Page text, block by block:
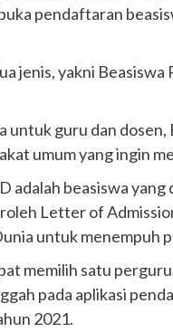
pendaftaran
jenis, yakni
untuk guru dan
umum yang ingin
adalah beasiswa
Letter of
untuk menempuh
memilih satu
pada aplikasi
2021.